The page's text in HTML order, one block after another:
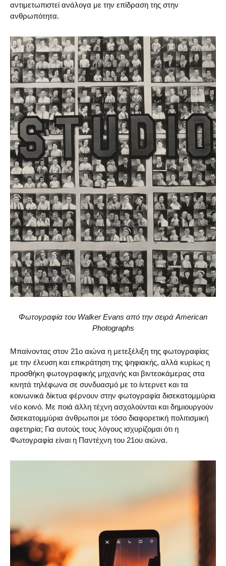
αντιμετωπιστεί ανάλογα με την επίδραση της στην
ανθρωπότητα.
Φωτογραφία του Walker Evans από την σειρά American
Photographs
Μπαίνοντας στον 21ο αιώνα η μετεξέλιξη της φωτογραφίας
με την έλευση και επικράτηση της ψηφιακής, αλλά κυρίως η
προσθήκη φωτογραφικής μηχανής και βιντεοκάμερας στα
κινητά τηλέφωνα σε συνδυασμό με τo ίντερνετ και τα
κοινωνικά δίκτυα φέρνουν στην φωτογραφία δισεκατομμύρια
νέο κοινό. Με ποιά άλλη τέχνη ασχολούνται και δημιουργούν
δισεκατομμύρια άνθρωποι με τόσο διαφορετική πολιτισμική
αφετηρία; Για αυτούς τους λόγους ισχυρίζομαι ότι η
Φωτογραφία είναι η Παντέχνη του 21ου αιώνα.